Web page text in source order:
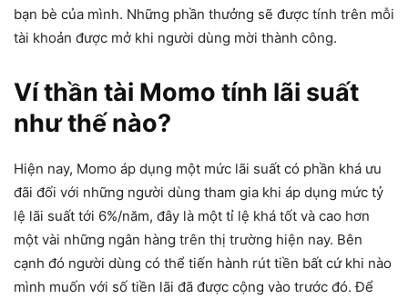
bạn bè của mình. Những phần thưởng sẽ được tính trên mỗi
tài khoản được mở khi người dùng mời thành công.
Ví thần tài Momo tính lãi suất
như thế nào?
Hiện nay, Momo áp dụng một mức lãi suất có phần khá ưu
đãi đối với những người dùng tham gia khi áp dụng mức tỷ
lệ lãi suất tới 6%/năm, đây là một tỉ lệ khá tốt và cao hơn
một vài những ngân hàng trên thị trường hiện nay. Bên
cạnh đó người dùng có thể tiến hành rút tiền bất cứ khi nào
mình muốn với số tiền lãi đã được cộng vào trước đó. Để